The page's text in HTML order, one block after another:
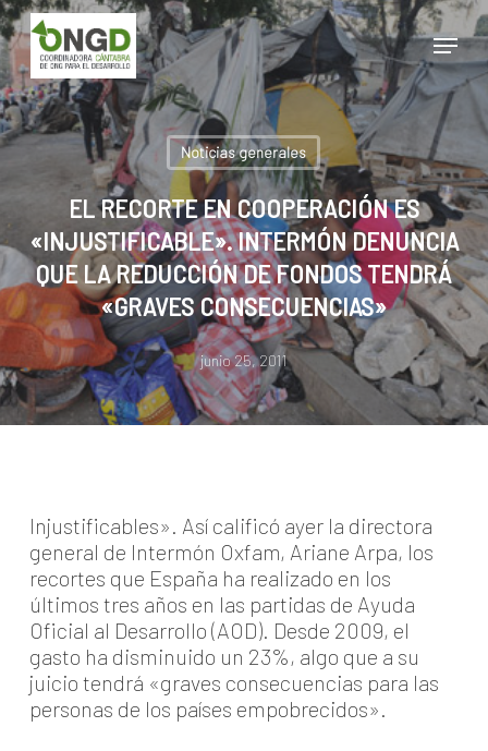
Skip
to
main
content
Menu
Noticias generales
EL RECORTE EN COOPERACIÓN ES
«INJUSTIFICABLE». INTERMÓN DENUNCIA
QUE LA REDUCCIÓN DE FONDOS TENDRÁ
«GRAVES CONSECUENCIAS»
junio 25, 2011
Injustificables». Así calificó ayer la directora
general de Intermón Oxfam, Ariane Arpa, los
recortes que España ha realizado en los
últimos tres años en las partidas de Ayuda
Oficial al Desarrollo (AOD). Desde 2009, el
gasto ha disminuido un 23%, algo que a su
juicio tendrá «graves consecuencias para las
personas de los países empobrecidos».
Close
Menu